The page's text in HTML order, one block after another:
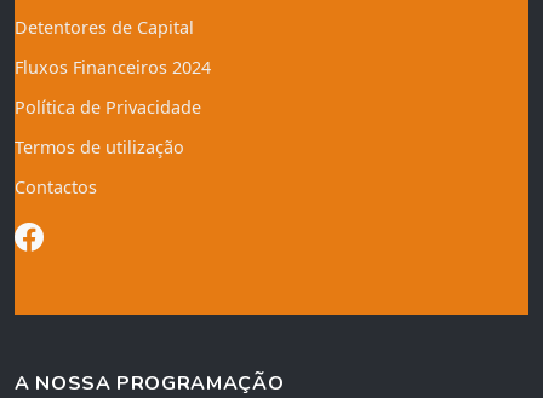
Detentores de Capital
Fluxos Financeiros 2024
Política de Privacidade
Termos de utilização
Contactos
A NOSSA PROGRAMAÇÃO